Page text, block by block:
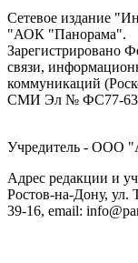
Сетевое издание
"АОК "Панорама".
Зарегистрировано
связи,
коммуникаций
СМИ Эл № ФС77-
Учредитель - ООО
Адрес редакции и
Ростов-на-Дону, ул.
39-16, email: